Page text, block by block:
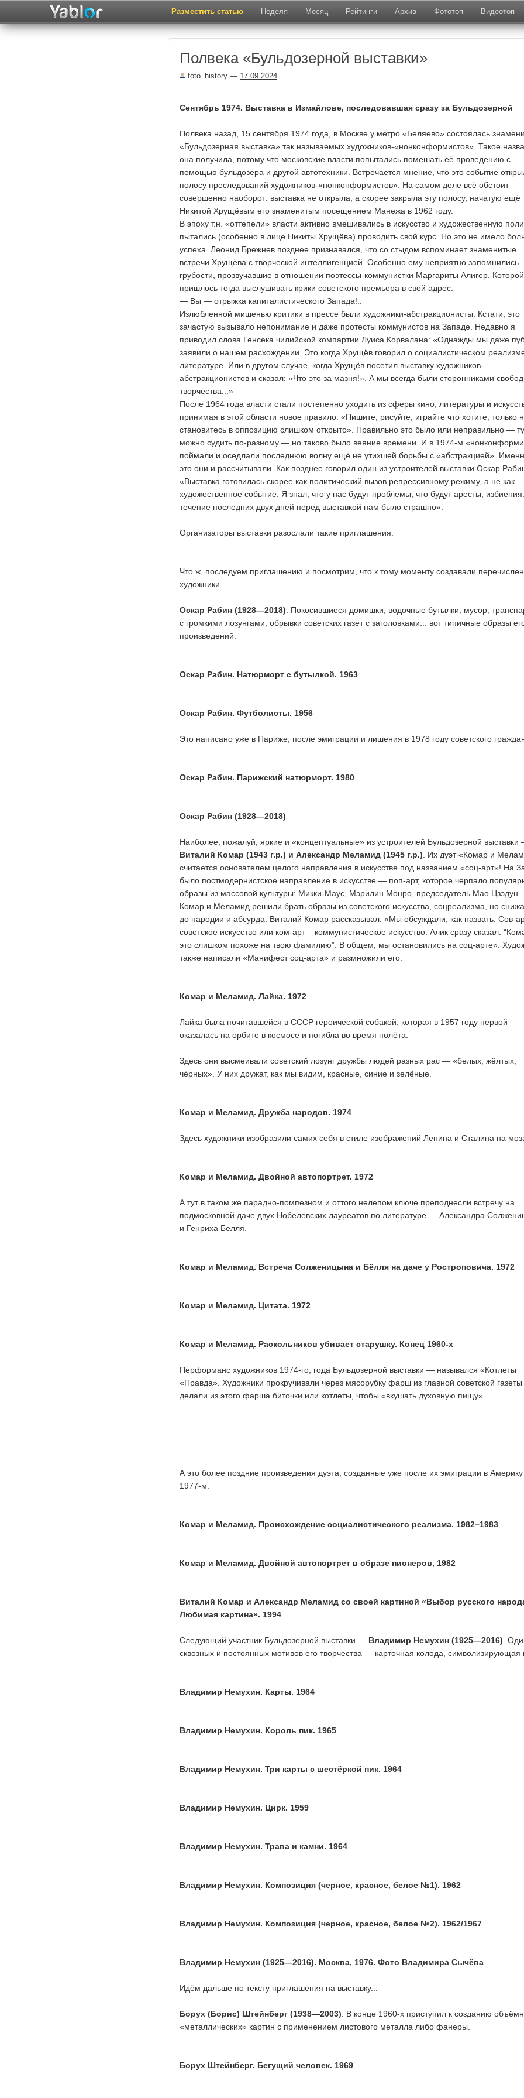
Разместить статью Неделя Месяц Рейтинги Архив Фототоп Видеотоп
Полвека «Бульдозерной выставки»
foto_history — 17.09.2024
Сентябрь 1974. Выставка в Измайлове, последовавшая сразу за Бульдозерной
Полвека назад, 15 сентября 1974 года, в Москве у метро «Беляево» состоялась
«Бульдозерная выставка» так называемых художников-«нонконформистов». Такое
она получила, потому что московские власти попытались помешать её проведению с
помощью бульдозера и другой автотехники. Встречается мнение, что это событие
полосу преследований художников-«нонконформистов». На самом деле всё обстоит
совершенно наоборот: выставка не открыла, а скорее закрыла эту полосу, начатую ещё
Никитой Хрущёвым его знаменитым посещением Манежа в 1962 году.
В эпоху т.н. «оттепели» власти активно вмешивались в искусство и художественную
пытались (особенно в лице Никиты Хрущёва) проводить свой курс. Но это не имело
успеха. Леонид Брежнев позднее признавался, что со стыдом вспоминает знаменитые
встречи Хрущёва с творческой интеллигенцией. Особенно ему неприятно запомнились
грубости, прозвучавшие в отношении поэтессы-коммунистки Маргариты Алигер. Которой
пришлось тогда выслушивать крики советского премьера в свой адрес:
— Вы — отрыжка капиталистического Запада!..
Излюбленной мишенью критики в прессе были художники-абстракционисты. Кстати, это
зачастую вызывало непонимание и даже протесты коммунистов на Западе. Недавно я
приводил слова Генсека чилийской компартии Луиса Корвалана: «Однажды мы даже
заявили о нашем расхождении. Это когда Хрущёв говорил о социалистическом
литературе. Или в другом случае, когда Хрущёв посетил выставку художников-
абстракционистов и сказал: «Что это за мазня!». А мы всегда были сторонниками
творчества...»
После 1964 года власти стали постепенно уходить из сферы кино, литературы и
принимая в этой области новое правило: «Пишите, рисуйте, играйте что хотите, только
становитесь в оппозицию слишком открыто». Правильно это было или неправильно —
можно судить по-разному — но таково было веяние времени. И в 1974-м
поймали и оседлали последнюю волну ещё не утихшей борьбы с «абстракцией».
это они и рассчитывали. Как позднее говорил один из устроителей выставки Оскар
«Выставка готовилась скорее как политический вызов репрессивному режиму, а не как
художественное событие. Я знал, что у нас будут проблемы, что будут аресты,
течение последних двух дней перед выставкой нам было страшно».
Организаторы выставки разослали такие приглашения:
Что ж, последуем приглашению и посмотрим, что к тому моменту создавали
художники.
Оскар Рабин (1928—2018) . Покосившиеся домишки, водочные бутылки, мусор,
с громкими лозунгами, обрывки советских газет с заголовками... вот типичные образы
произведений.
Оскар Рабин. Натюрморт с бутылкой. 1963
Оскар Рабин. Футболисты. 1956
Это написано уже в Париже, после эмиграции и лишения в 1978 году советского
Оскар Рабин. Парижский натюрморт. 1980
Оскар Рабин (1928—2018)
Наиболее, пожалуй, яркие и «концептуальные» из устроителей Бульдозерной выставки
Виталий Комар (1943 г.р.) и Александр Меламид (1945 г.р.) . Их дуэт «Комар и
считается основателем целого направления в искусстве под названием «соц-арт»! На
было постмодернистское направление в искусстве — поп-арт, которое черпало
образы из массовой культуры: Микки-Маус, Мэрилин Монро, председатель Мао
Комар и Меламид решили брать образы из советского искусства, соцреализма, но
до пародии и абсурда. Виталий Комар рассказывал: «Мы обсуждали, как назвать. Сов-
советское искусство или ком-арт – коммунистическое искусство. Алик сразу сказал:
это слишком похоже на твою фамилию”. В общем, мы остановились на соц-арте».
также написали «Манифест соц-арта» и размножили его.
Комар и Меламид. Лайка. 1972
Лайка была почитавшейся в СССР героической собакой, которая в 1957 году первой
оказалась на орбите в космосе и погибла во время полёта.
Здесь они высмеивали советский лозунг дружбы людей разных рас — «белых, жёлтых,
чёрных». У них дружат, как мы видим, красные, синие и зелёные.
Комар и Меламид. Дружба народов. 1974
Здесь художники изобразили самих себя в стиле изображений Ленина и Сталина на
Комар и Меламид. Двойной автопортрет. 1972
А тут в таком же парадно-помпезном и оттого нелепом ключе преподнесли встречу на
подмосковной даче двух Нобелевских лауреатов по литературе — Александра
и Генриха Бёлля.
Комар и Меламид. Встреча Солженицына и Бёлля на даче у Ростроповича. 1972
Комар и Меламид. Цитата. 1972
Комар и Меламид. Раскольников убивает старушку. Конец 1960-х
Перформанс художников 1974-го, года Бульдозерной выставки — назывался «Котлеты
«Правда». Художники прокручивали через мясорубку фарш из главной советской газеты
делали из этого фарша биточки или котлеты, чтобы «вкушать духовную пищу».
А это более поздние произведения дуэта, созданные уже после их эмиграции в Америку
1977-м.
Комар и Меламид. Происхождение социалистического реализма. 1982−1983
Комар и Меламид. Двойной автопортрет в образе пионеров, 1982
Виталий Комар и Александр Меламид со своей картиной «Выбор русского
Любимая картина». 1994
Следующий участник Бульдозерной выставки — Владимир Немухин (1925—2016) .
сквозных и постоянных мотивов его творчества — карточная колода, символизирующая
Владимир Немухин. Карты. 1964
Владимир Немухин. Король пик. 1965
Владимир Немухин. Три карты с шестёркой пик. 1964
Владимир Немухин. Цирк. 1959
Владимир Немухин. Трава и камни. 1964
Владимир Немухин. Композиция (черное, красное, белое №1). 1962
Владимир Немухин. Композиция (черное, красное, белое №2). 1962/1967
Владимир Немухин (1925—2016). Москва, 1976. Фото Владимира Сычёва
Идём дальше по тексту приглашения на выставку...
Борух (Борис) Штейнберг (1938—2003) . В конце 1960-х приступил к созданию
«металлических» картин с применением листового металла либо фанеры.
Борух Штейнберг. Бегущий человек. 1969